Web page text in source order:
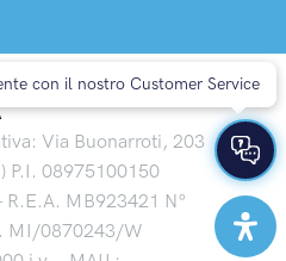
Via Buonarroti, 203
P.I. 08975100150
R.E.A. MB923421 N°
MI/0870243/W
con il nostro Customer Service